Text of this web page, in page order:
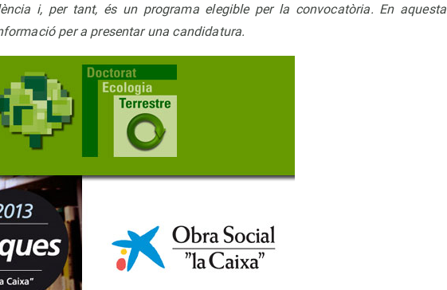
i, per tant, és un programa elegible per la convocatòria. En aquesta
per a presentar una candidatura.